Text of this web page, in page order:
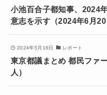
小池百合子都知事、2024
意志を示す（2024年6月20
2024年5月16日 レポート
東京都議まとめ 都民ファ
人）